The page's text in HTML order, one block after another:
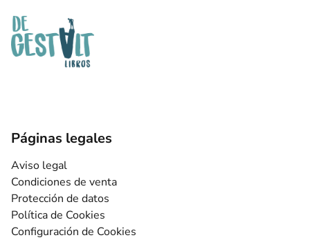
Páginas legales
Aviso legal
Condiciones de venta
Protección de datos
Política de Cookies
Configuración de Cookies